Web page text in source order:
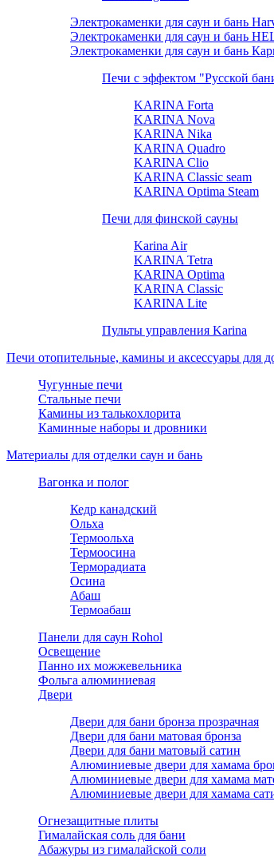
Электрокаменки для саун и бань
Электрокаменки для саун и бань
Электрокаменки для саун и бань
Печи с эффектом "Русской
KARINA Forta
KARINA Nova
KARINA Nika
KARINA Quadro
KARINA Clio
KARINA Classic seam
KARINA Optima Steam
Печи для финской сауны
Karina Air
KARINA Tetra
KARINA Optima
KARINA Classic
KARINA Lite
Пульты управления Karina
Печи отопительные, камины и аксессуары для
Чугунные печи
Стальные печи
Камины из талькохлорита
Каминные наборы и дровники
Материалы для отделки саун и бань
Вагонка и полог
Кедр канадский
Ольха
Термоольха
Термоосина
Терморадиата
Осина
Абаш
Термоабаш
Панели для саун Rohol
Освещение
Панно их можжевельника
Фольга алюминиевая
Двери
Двери для бани бронза прозрачная
Двери для бани матовая бронза
Двери для бани матовый сатин
Алюминиевые двери для хамама
Алюминиевые двери для хамама
Алюминиевые двери для хамама
Огнезащитные плиты
Гималайская соль для бани
Абажуры из гималайской соли